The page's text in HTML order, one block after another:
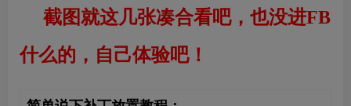
截图就这几张凑合看吧，也没进FB
什么的，自己体验吧！